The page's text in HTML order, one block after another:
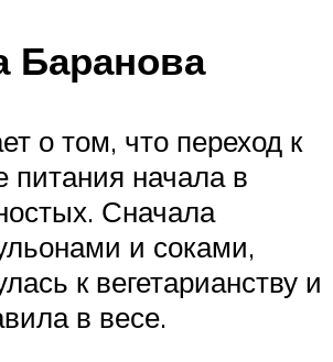
Баранова
о том, что переход к
начала в
Сначала
и соками,
к вегетарианству и
в весе.